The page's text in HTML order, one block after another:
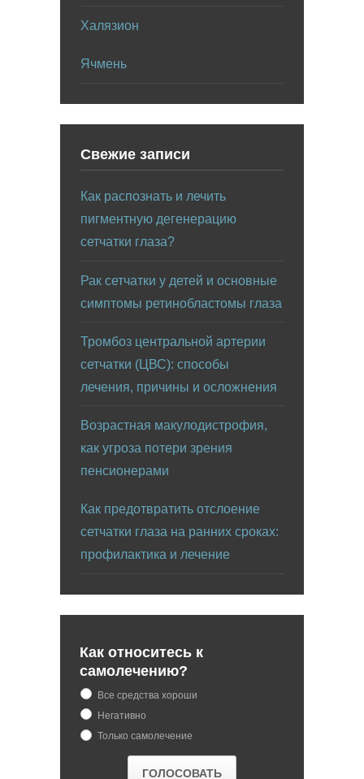
Халязион
Ячмень
Свежие записи
Как распознать и лечить
пигментную дегенерацию
сетчатки глаза?
Рак сетчатки у детей и основные
симптомы ретинобластомы глаза
Тромбоз центральной артерии
сетчатки (ЦВС): способы
лечения, причины и осложнения
Возрастная макулодистрофия,
как угроза потери зрения
пенсионерами
Как предотвратить отслоение
сетчатки глаза на ранних сроках:
профилактика и лечение
Как относитесь к
самолечению?
Все средства хороши
Негативно
Только самолечение